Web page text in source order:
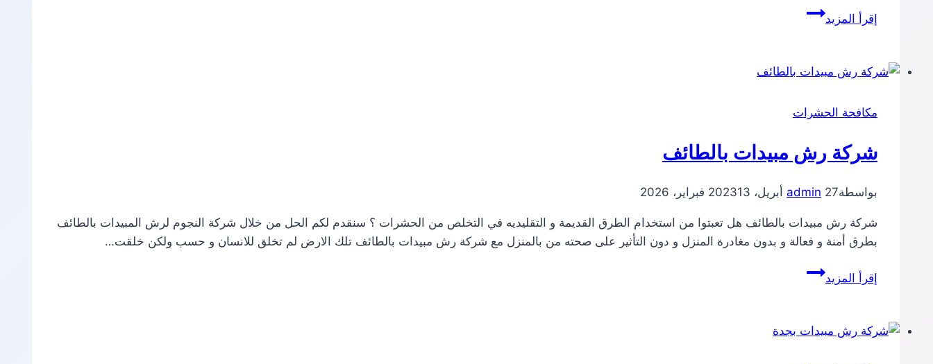
إقرأ المزيدشركة
بمكة
مكافحة الحشرات
شركة رش مبيدات بالطائف
بواسطة admin 27 أبريل، 2023 13 فبراير، 2026
شركة رش مبيدات بالطائف هل تعبتوا من استخدام الطرق القديمة و التقليديه في التخلص من الحشرات ؟ سنقدم لكم الحل من خلال شركة النجوم لرش المبيدات بالطائف
بطرق أمنة و فعالة و بدون مغادرة المنزل و دون التأثير على صحته من بالمنزل مع شركة رش مبيدات بالطائف تلك الارض لم تخلق للانسان و حسب ولكن خلقت…
إقرأ المزيدشركة
بالطائف